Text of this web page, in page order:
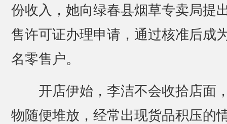
份收入，她向绿春县烟草专卖局提
售许可证办理申请，通过核准后成
名零售户。
开店伊始，李洁不会收拾店面
物随便堆放，经常出现货品积压的